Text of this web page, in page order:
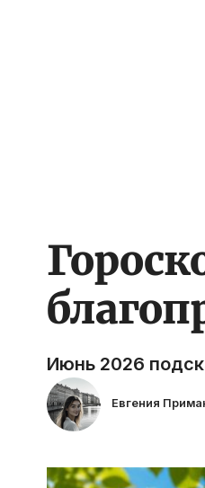
Июнь 2026
Евгения